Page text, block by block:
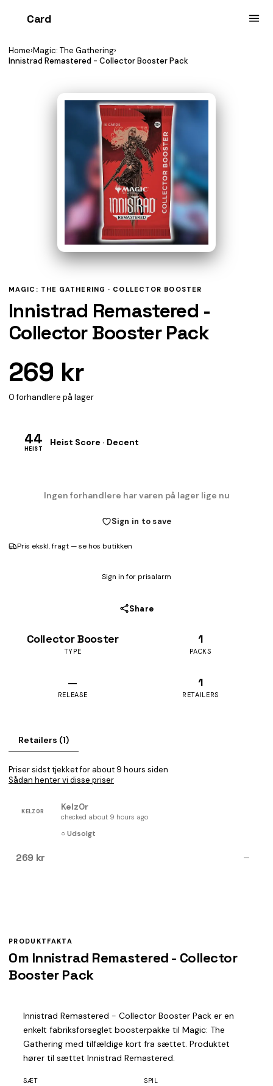
Card
Home›Magic: The Gathering›
Innistrad Remastered - Collector Booster Pack
MAGIC: THE GATHERING · COLLECTOR BOOSTER
Innistrad Remastered -
Collector Booster Pack
269 kr
0 forhandlere på lager
44
HEIST
Heist Score · Decent
Ingen forhandlere har varen på lager lige nu
Sign in to save
Pris ekskl. fragt — se hos butikken
Sign in for prisalarm
Share
Collector Booster
TYPE
1
PACKS
—
RELEASE
1
RETAILERS
Retailers (1)
Priser sidst tjekket for about 9 hours siden
Sådan henter vi disse priser
KELZ0R Kelz0r
checked about 9 hours ago
○ Udsolgt
269 kr —
PRODUKTFAKTA
Om Innistrad Remastered - Collector
Booster Pack
Innistrad Remastered - Collector Booster Pack er en
enkelt fabriksforseglet boosterpakke til Magic: The
Gathering med tilfældige kort fra sættet. Produktet
hører til sættet Innistrad Remastered.
SÆT SPIL